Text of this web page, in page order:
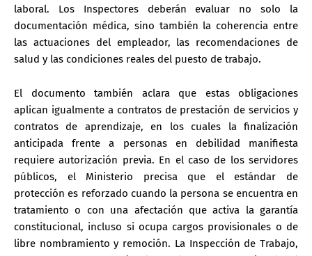
laboral. Los Inspectores deberán evaluar no solo la
documentación médica, sino también la coherencia entre
las actuaciones del empleador, las recomendaciones de
salud y las condiciones reales del puesto de trabajo.
El documento también aclara que estas obligaciones
aplican igualmente a contratos de prestación de servicios y
contratos de aprendizaje, en los cuales la finalización
anticipada frente a personas en debilidad manifiesta
requiere autorización previa. En el caso de los servidores
públicos, el Ministerio precisa que el estándar de
protección es reforzado cuando la persona se encuentra en
tratamiento o con una afectación que activa la garantía
constitucional, incluso si ocupa cargos provisionales o de
libre nombramiento y remoción. La Inspección de Trabajo,